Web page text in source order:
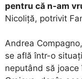
pentru că n-am
Nicoliță, potrivit
Andrea
se află într-o
neputând să